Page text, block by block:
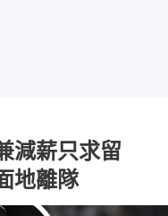
減薪只求留
地離隊